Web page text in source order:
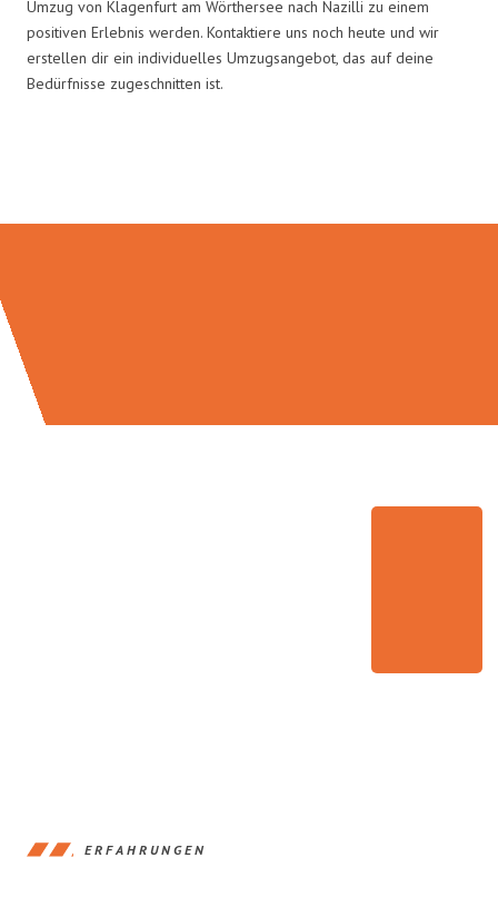
Umzug von Klagenfurt am Wörthersee nach Nazilli zu einem
positiven Erlebnis werden. Kontaktiere uns noch heute und wir
erstellen dir ein individuelles Umzugsangebot, das auf deine
Bedürfnisse zugeschnitten ist.
ERFAHRUNGEN